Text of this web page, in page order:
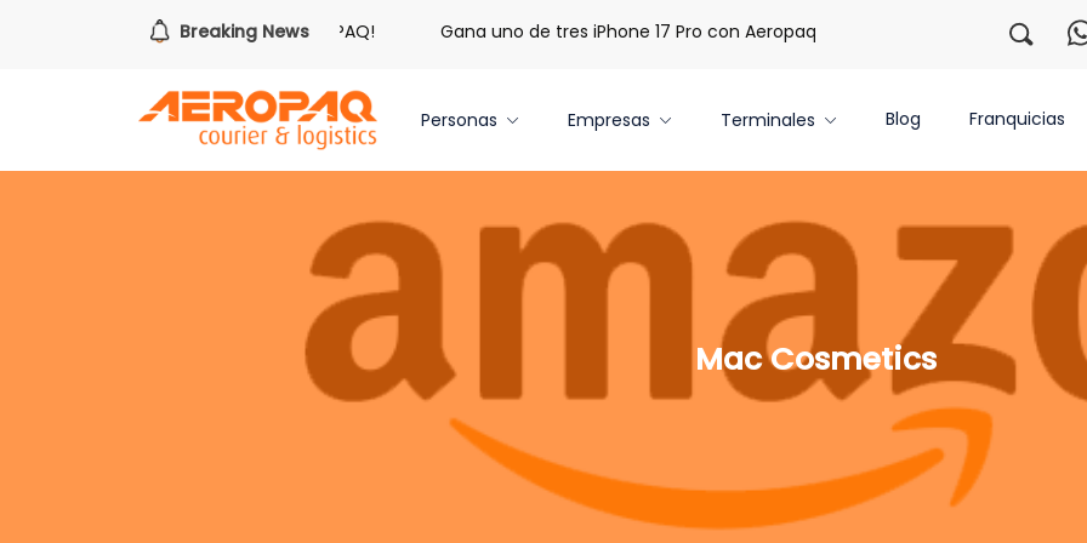
Breaking News
hora de redimir tus libras de Cash PAQ! Gana uno de tres iPhone 17 Pro con Aeropaq Prime ¡Regístrate con
Personas Empresas Terminales Blog Franquicias
Mac Cosmetics